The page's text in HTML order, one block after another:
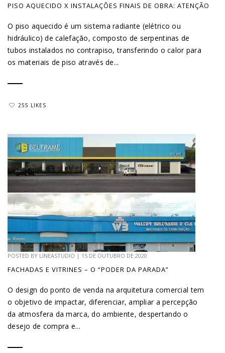
PISO AQUECIDO X INSTALAÇÕES FINAIS DE OBRA: ATENÇÃO
O piso aquecido é um sistema radiante (elétrico ou
hidráulico) de calefação, composto de serpentinas de
tubos instalados no contrapiso, transferindo o calor para
os materiais de piso através de...
255 LIKES
POSTED BY LINEASTUDIO | 15 DE OUTUBRO DE 2020
FACHADAS E VITRINES – O “PODER DA PARADA”
O design do ponto de venda na arquitetura comercial tem
o objetivo de impactar, diferenciar, ampliar a percepção
da atmosfera da marca, do ambiente, despertando o
desejo de compra e...